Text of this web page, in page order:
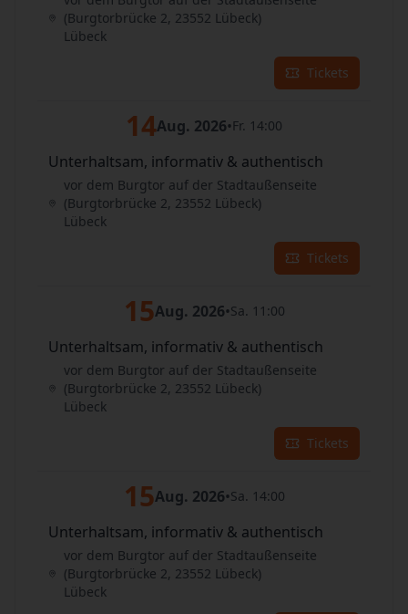
(Burgtorbrücke 2, 23552 Lübeck)
Lübeck
Tickets
14Aug. 2026•Fr. 14:00
Unterhaltsam, informativ & authentisch
vor dem Burgtor auf der Stadtaußenseite
(Burgtorbrücke 2, 23552 Lübeck)
Lübeck
Tickets
15Aug. 2026•Sa. 11:00
Unterhaltsam, informativ & authentisch
vor dem Burgtor auf der Stadtaußenseite
(Burgtorbrücke 2, 23552 Lübeck)
Lübeck
Tickets
15Aug. 2026•Sa. 14:00
Unterhaltsam, informativ & authentisch
vor dem Burgtor auf der Stadtaußenseite
(Burgtorbrücke 2, 23552 Lübeck)
Lübeck